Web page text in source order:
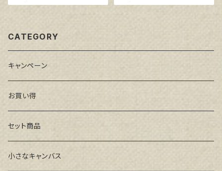
CATEGORY
キャンペーン
お買い得
セット商品
小さなキャンバス